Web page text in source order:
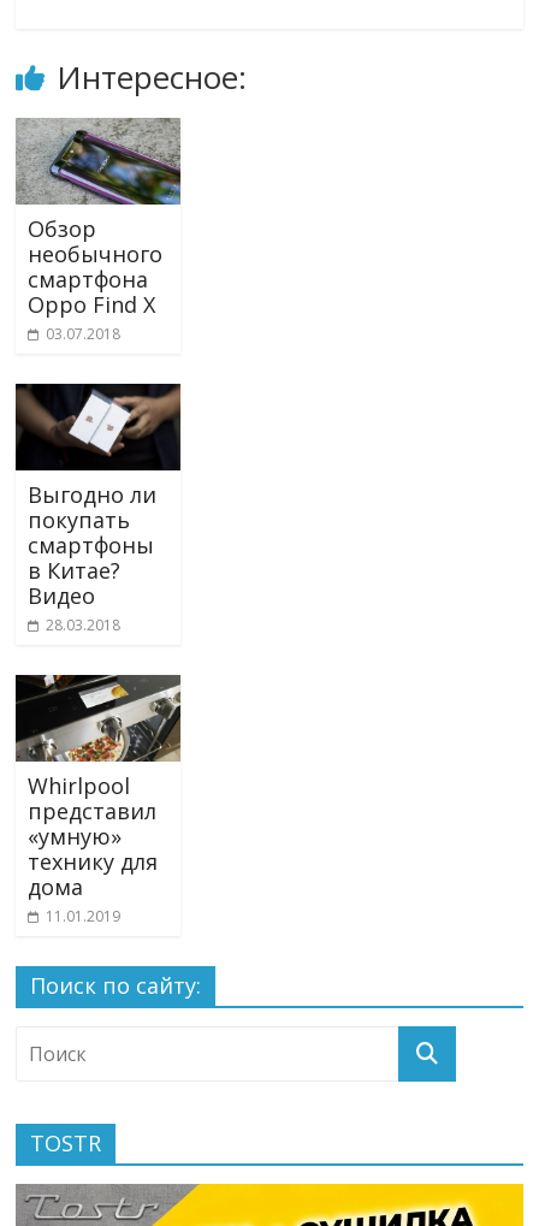
Интересное:
Обзор
необычного
смартфона
Oppo Find X
03.07.2018
Выгодно ли
покупать
смартфоны
в Китае?
Видео
28.03.2018
Whirlpool
представил
«умную»
технику для
дома
11.01.2019
Поиск по сайту:
TOSTR